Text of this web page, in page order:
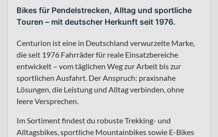
Bikes für Pendelstrecken, Alltag und sportliche
Touren – mit deutscher Herkunft seit 1976.
Centurion ist eine in Deutschland verwurzelte Marke,
die seit 1976 Fahrräder für reale Einsatzbereiche
entwickelt – vom täglichen Weg zur Arbeit bis zur
sportlichen Ausfahrt. Der Anspruch: praxisnahe
Lösungen, die Leistung und Alltag verbinden, ohne
leere Versprechen.
Im Sortiment findest du robuste Trekking- und
Alltagsbikes, sportliche Mountainbikes sowie E-Bikes